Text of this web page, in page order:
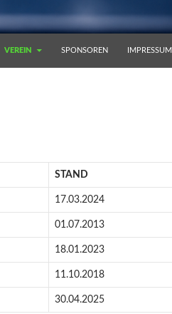
VEREIN SPONSOREN IMPRESSUM
STAND
17.03.2024
01.07.2013
18.01.2023
11.10.2018
30.04.2025